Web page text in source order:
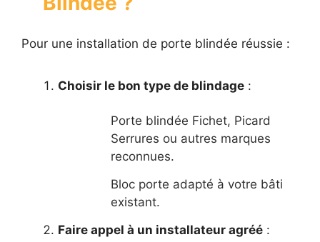
Pour une installation de porte blindée réussie :
Choisir le bon type de blindage :
Porte blindée Fichet, Picard
Serrures ou autres marques
reconnues.
Bloc porte adapté à votre bâti
existant.
Faire appel à un installateur agréé :